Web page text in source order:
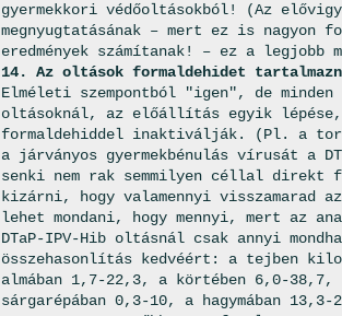
gyermekkori védőoltásokból! (Az
megnyugtatásának – mert ez is nagyon
eredmények számítanak! – ez a legjobb
14. Az oltások formaldehidet
Elméleti szempontból "igen", de
oltásoknál, az előállítás egyik lépése,
formaldehiddel inaktiválják. (Pl. a
a járványos gyermekbénulás vírusát a
senki nem rak semmilyen céllal direkt
kizárni, hogy valamennyi visszamarad
lehet mondani, hogy mennyi, mert az
DTaP-IPV-Hib oltásnál csak annyi
összehasonlítás kedvéért: a tejben
almában 1,7-22,3, a körtében 6,0-
sárgarépában 0,3-10, a hagymában